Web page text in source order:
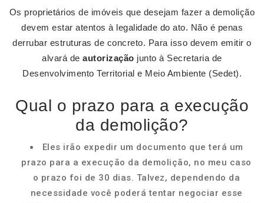
Os proprietários de imóveis que desejam fazer a demolição
devem estar atentos à legalidade do ato. Não é penas
derrubar estruturas de concreto. Para isso devem emitir o
alvará deautorização junto à Secretaria de
Desenvolvimento Territorial e Meio Ambiente (Sedet).
Qual o prazo para a execução
da demolição?
Eles irão expedir um documento que terá um
prazo para a execução da demolição, no meu caso
o prazo foi de 30 dias. Talvez, dependendo da
necessidade você poderá tentar negociar esse